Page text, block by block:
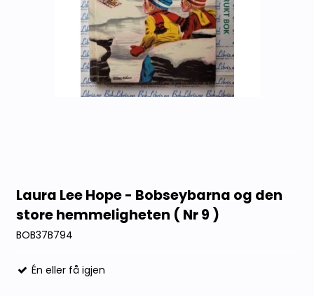
Laura Lee Hope - Bobseybarna og den
store hemmeligheten ( Nr 9 )
BOB37B794
Én eller få igjen